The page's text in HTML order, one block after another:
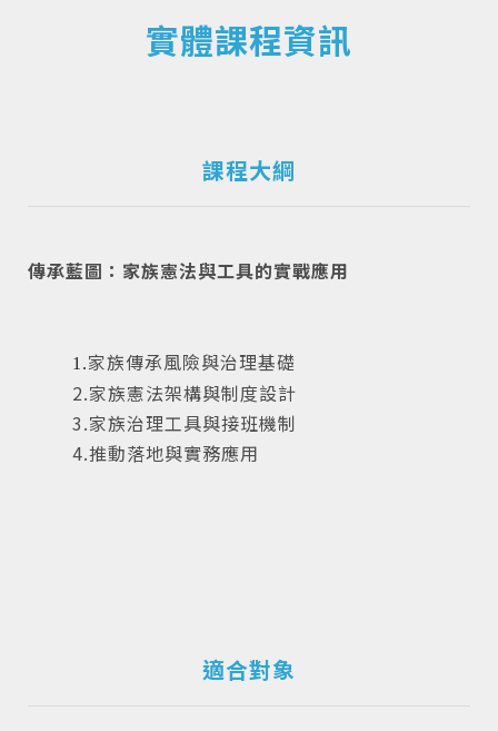
實體課程資訊
課程大綱
傳承藍圖：家族憲法與工具的實戰應用
1.家族傳承風險與治理基礎
2.家族憲法架構與制度設計
3.家族治理工具與接班機制
4.推動落地與實務應用
適合對象